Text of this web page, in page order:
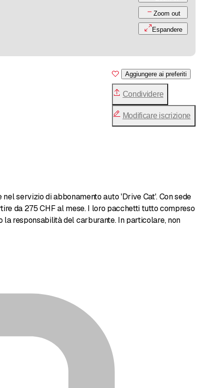
Zoom out
Espandere
Aggiungere ai preferiti
Condividere
Modificare iscrizione
servizio di abbonamento auto 'Drive Cat'. Con sede
da 275 CHF al mese. I loro pacchetti tutto compreso
responsabilità del carburante. In particolare, non